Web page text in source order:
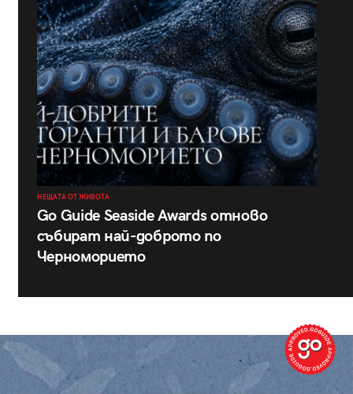
НЕЩАТА ОТ ЖИВОТА
Go Guide Seaside Awards отново
събират най-доброто по
Черноморието